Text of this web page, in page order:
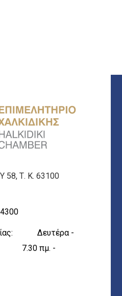
58, Τ. Κ. 63100
Δευτέρα -
7.30 πμ. -